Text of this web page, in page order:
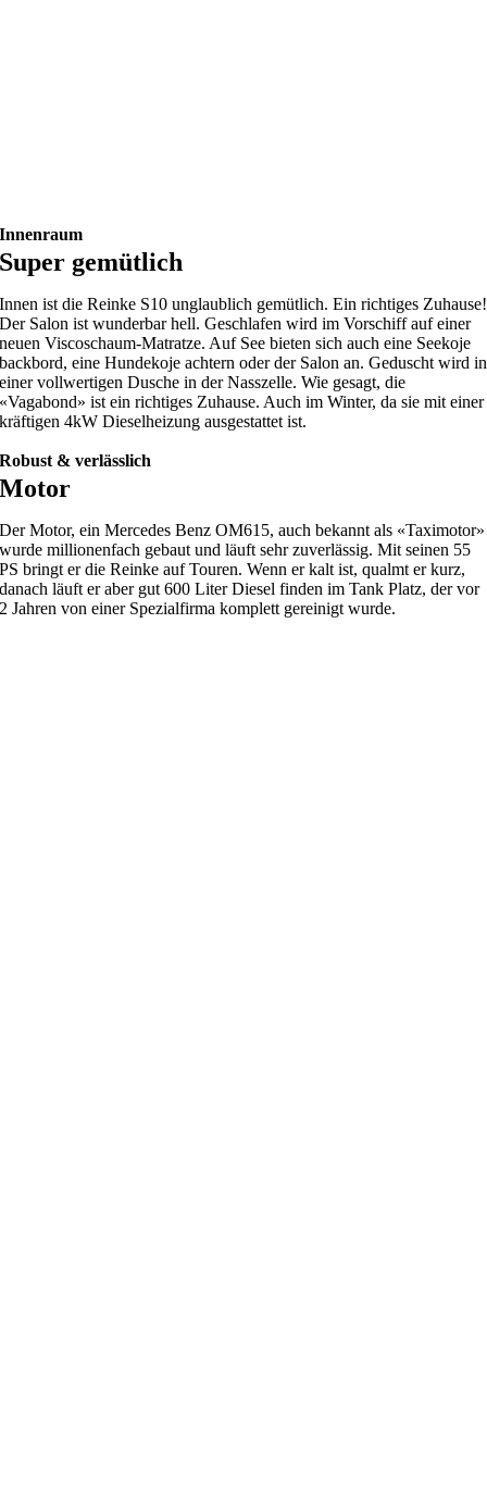
Innenraum
Super gemütlich
Innen ist die Reinke S10 unglaublich gemütlich. Ein richtiges Zuhause!
Der Salon ist wunderbar hell. Geschlafen wird im Vorschiff auf einer
neuen Viscoschaum-Matratze. Auf See bieten sich auch eine Seekoje
backbord, eine Hundekoje achtern oder der Salon an. Geduscht wird in
einer vollwertigen Dusche in der Nasszelle. Wie gesagt, die
«Vagabond» ist ein richtiges Zuhause. Auch im Winter, da sie mit einer
kräftigen 4kW Dieselheizung ausgestattet ist.
Robust & verlässlich
Motor
Der Motor, ein Mercedes Benz OM615, auch bekannt als «Taximotor»
wurde millionenfach gebaut und läuft sehr zuverlässig. Mit seinen 55
PS bringt er die Reinke auf Touren. Wenn er kalt ist, qualmt er kurz,
danach läuft er aber gut 600 Liter Diesel finden im Tank Platz, der vor
2 Jahren von einer Spezialfirma komplett gereinigt wurde.